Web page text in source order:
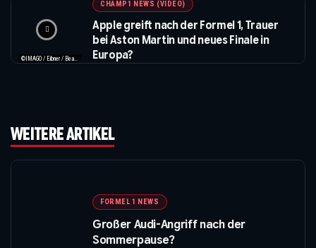
©IMAGO / Eibner / Beautiful Sports / Apple
CHAMP1 NEWS (VIDEO)
Apple greift nach der Formel 1, Trauer
bei Aston Martin und neues Finale in
Europa?
WEITERE ARTIKEL
FORMEL 1 NEWS
Großer Audi-Angriff nach der
Sommerpause?